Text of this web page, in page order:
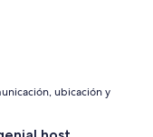
ubicación y